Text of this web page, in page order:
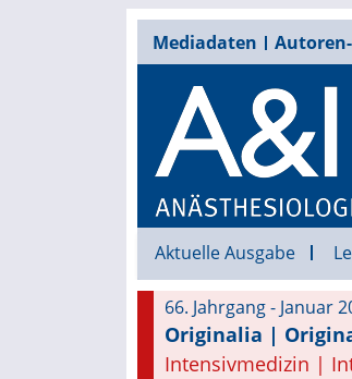
Mediadaten
Aktuelle Ausgabe
66. Jahrgang - Januar
Originalia |
Intensivmedizin |